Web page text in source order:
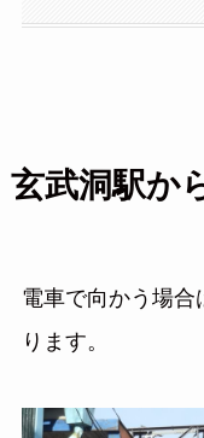
玄武洞駅か
電車で向かう場合
ります。